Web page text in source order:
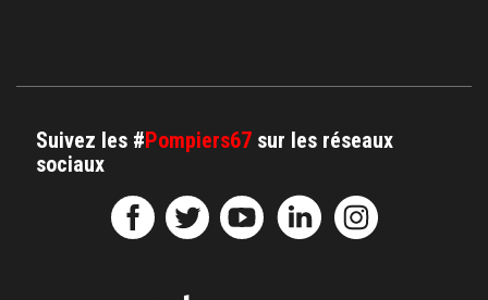
Suivez les #Pompiers67 sur les réseaux
sociaux